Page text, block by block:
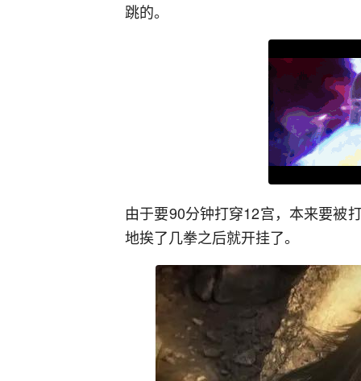
跳的。
由于要90分钟打穿12宫，本来要被
地挨了几拳之后就开挂了。